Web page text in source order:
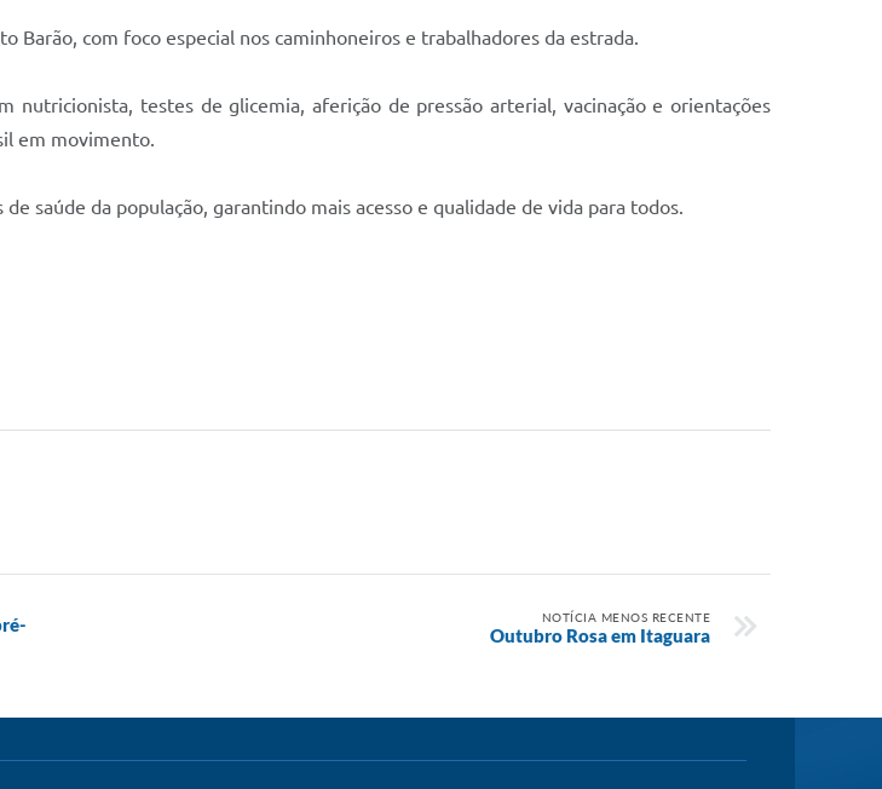
Barão, com foco especial nos caminhoneiros e trabalhadores da estrada.
nutricionista, testes de glicemia, aferição de pressão arterial, vacinação e orientações
em movimento.
saúde da população, garantindo mais acesso e qualidade de vida para todos.
NOTÍCIA MENOS RECENTE
Outubro Rosa em Itaguara